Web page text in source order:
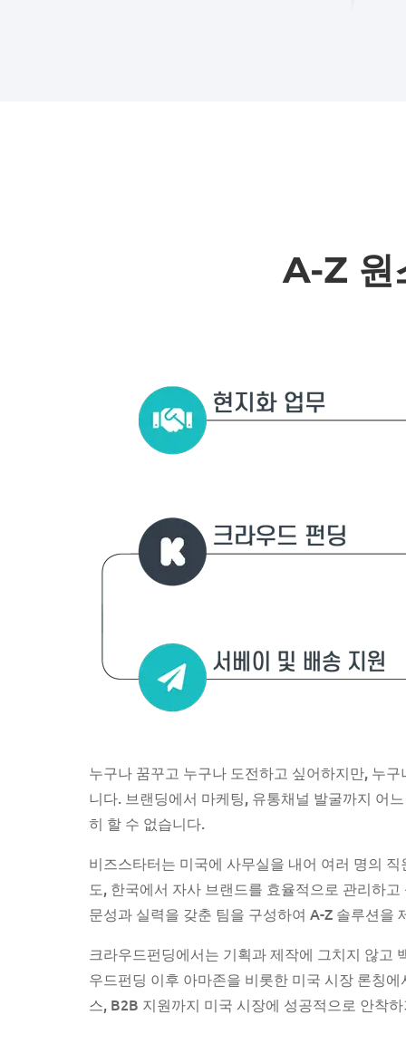
A-Z 원
누구나 꿈꾸고 누구나 도전하고 싶어하지만, 누구
니다. 브랜딩에서 마케팅, 유통채널 발굴까지 어느
히 할 수 없습니다.
비즈스타터는 미국에 사무실을 내어 여러 명의 직
도, 한국에서 자사 브랜드를 효율적으로 관리하고
문성과 실력을 갖춘 팀을 구성하여 A-Z 솔루션을
크라우드펀딩에서는 기획과제작에 그치지 않고
우드펀딩 이후 아마존을 비롯한 미국 시장 론칭에
스, B2B 지원까지 미국 시장에 성공적으로 안착